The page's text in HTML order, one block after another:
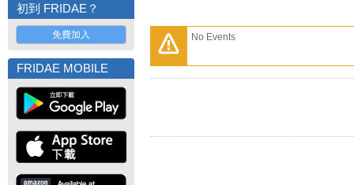
初到 FRIDAE？
免費加入
FRIDAE MOBILE
No Events